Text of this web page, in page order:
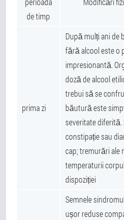
de timp
prima zi
După mulți ani de
fără alcool este o
impresionantă.
doză de alcool
trebui să se
băutură este
severitate diferită.
constipație sau
cap; tremurări ale
temperaturii
dispoziției
Semnele
ușor reduse